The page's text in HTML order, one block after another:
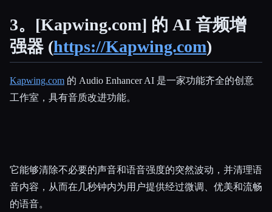
3。[Kapwing.com] 的 AI 音频增
强器 (https://Kapwing.com)
Kapwing.com 的 Audio Enhancer AI 是一家功能齐全的创意
工作室，具有音质改进功能。
它能够清除不必要的声音和语音强度的突然波动，并清理语
音内容，从而在几秒钟内为用户提供经过微调、优美和流畅
的语音。